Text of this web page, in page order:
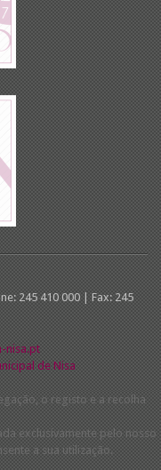
245 410 000 | Fax: 245
nisa.pt
de Nisa
o registo e a recolha
exclusivamente pelo nosso
a sua utilização.